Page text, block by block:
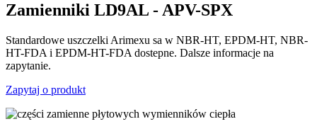
Zamienniki LD9AL - APV-SPX
Standardowe uszczelki Arimexu sa w NBR-HT, EPDM-HT, NBR-
HT-FDA i EPDM-HT-FDA dostepne. Dalsze informacje na
zapytanie.
Zapytaj o produkt